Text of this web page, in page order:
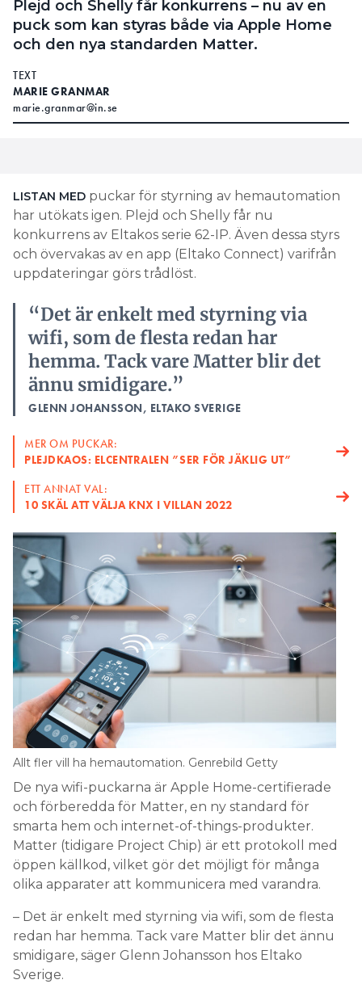
Plejd och Shelly får konkurrens – nu av en
puck som kan styras både via Apple Home
och den nya standarden Matter.
TEXT
MARIE GRANMAR
marie.granmar@in.se
LISTAN MED puckar för styrning av hemautomation
har utökats igen. Plejd och Shelly får nu
konkurrens av Eltakos serie 62-IP. Även dessa styrs
och övervakas av en app (Eltako Connect) varifrån
uppdateringar görs trådlöst.
“Det är enkelt med styrning via
wifi, som de flesta redan har
hemma. Tack vare Matter blir det
ännu smidigare.”
GLENN JOHANSSON, ELTAKO SVERIGE
MER OM PUCKAR:
PLEJDKAOS: ELCENTRALEN ”SER FÖR JÄKLIG UT”
ETT ANNAT VAL:
10 SKÄL ATT VÄLJA KNX I VILLAN 2022
Allt fler vill ha hemautomation. Genrebild Getty
De nya wifi-puckarna är Apple Home-certifierade
och förberedda för Matter, en ny standard för
smarta hem och internet-of-things-produkter.
Matter (tidigare Project Chip) är ett protokoll med
öppen källkod, vilket gör det möjligt för många
olika apparater att kommunicera med varandra.
– Det är enkelt med styrning via wifi, som de flesta
redan har hemma. Tack vare Matter blir det ännu
smidigare, säger Glenn Johansson hos Eltako
Sverige.